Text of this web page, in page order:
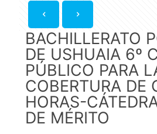
BACHILLERATO
DE USHUAIA 6º
PÚBLICO PARA
COBERTURA DE
HORAS-
DE MÉRITO